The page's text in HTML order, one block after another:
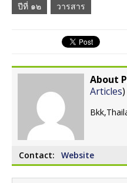
ปีที่ ๑๒ วารสาร
About
Articles)
Contact: Website